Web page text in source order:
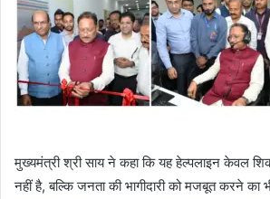
मुख्यमंत्री श्री साय ने कहा कि यह हेल्पलाइन केवल
नहीं है, बल्कि जनता की भागीदारी को मजबूत करने का